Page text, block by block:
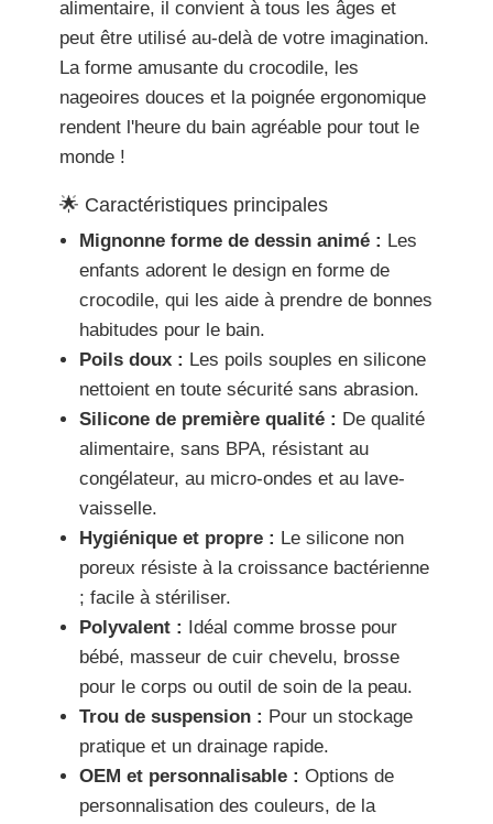
alimentaire, il convient à tous les âges et
peut être utilisé au-delà de votre imagination.
La forme amusante du crocodile, les
nageoires douces et la poignée ergonomique
rendent l'heure du bain agréable pour tout le
monde !
🌟 Caractéristiques principales
Mignonne forme de dessin animé : Les
enfants adorent le design en forme de
crocodile, qui les aide à prendre de bonnes
habitudes pour le bain.
Poils doux : Les poils souples en silicone
nettoient en toute sécurité sans abrasion.
Silicone de première qualité : De qualité
alimentaire, sans BPA, résistant au
congélateur, au micro-ondes et au lave-
vaisselle.
Hygiénique et propre : Le silicone non
poreux résiste à la croissance bactérienne
; facile à stériliser.
Polyvalent : Idéal comme brosse pour
bébé, masseur de cuir chevelu, brosse
pour le corps ou outil de soin de la peau.
Trou de suspension : Pour un stockage
pratique et un drainage rapide.
OEM et personnalisable : Options de
personnalisation des couleurs, de la